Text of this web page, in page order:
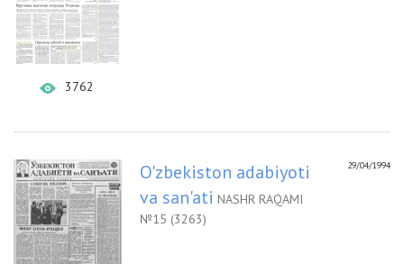
3762
29/04/1994
O'zbekiston adabiyoti
va san'ati NASHR RAQAMI
№15 (3263)